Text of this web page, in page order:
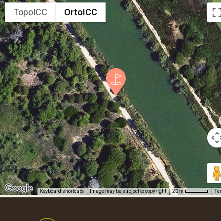
TopoICC OrtoICC
Keyboard shortcuts Image may be subject to copyright 20 m